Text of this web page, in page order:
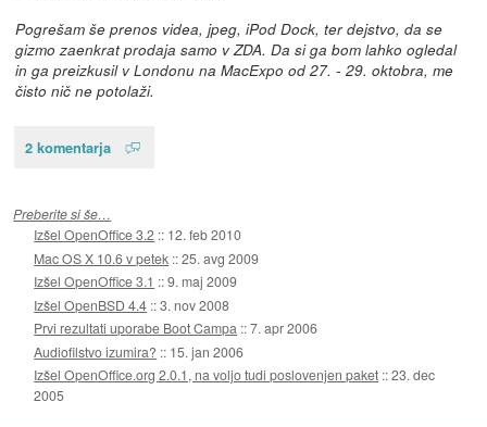
Pogrešam še prenos videa, jpeg, iPod Dock, ter dejstvo, da se
gizmo zaenkrat prodaja samo v ZDA. Da si ga bom lahko ogledal
in ga preizkusil v Londonu na MacExpo od 27. - 29. oktobra, me
čisto nič ne potolaži.
2 komentarja
Preberite si še…
Izšel OpenOffice 3.2 :: 12. feb 2010
Mac OS X 10.6 v petek ::25. avg 2009
Izšel OpenOffice 3.1 ::9. maj 2009
Izšel OpenBSD 4.4 ::3. nov 2008
Prvi rezultati uporabe Boot Campa ::7. apr 2006
Audiofilstvo izumira? :: 15. jan 2006
Izšel OpenOffice.org 2.0.1, na voljo tudi poslovenjen paket ::23. dec
2005